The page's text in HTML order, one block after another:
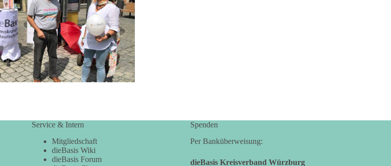
Service & Intern
Mitgliedschaft
dieBasis Wiki
dieBasis Forum
Spenden
Per Banküberweisung:
dieBasis Kreisverband Würzburg